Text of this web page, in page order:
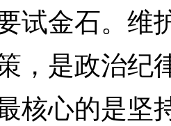
试金石。维
，是政治纪
核心的是坚